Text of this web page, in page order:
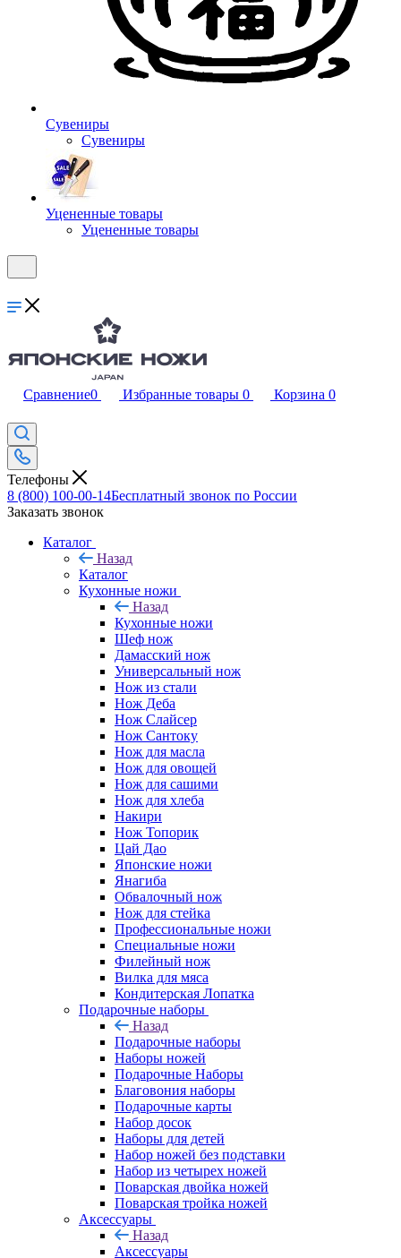
Сувениры
Сувениры
Уцененные товары
Уцененные товары
Сравнение0 Избранные товары 0 Корзина 0
Телефоны
8 (800) 100-00-14Бесплатный звонок по России
Заказать звонок
Каталог
Назад
Каталог
Кухонные ножи
Назад
Кухонные ножи
Шеф нож
Дамасский нож
Универсальный нож
Нож из стали
Нож Деба
Нож Слайсер
Нож Сантоку
Нож для масла
Нож для овощей
Нож для сашими
Нож для хлеба
Накири
Нож Топорик
Цай Дао
Японские ножи
Янагиба
Обвалочный нож
Нож для стейка
Профессиональные ножи
Специальные ножи
Филейный нож
Вилка для мяса
Кондитерская Лопатка
Подарочные наборы
Назад
Подарочные наборы
Наборы ножей
Подарочные Наборы
Благовония наборы
Подарочные карты
Набор досок
Наборы для детей
Набор ножей без подставки
Набор из четырех ножей
Поварская двойка ножей
Поварская тройка ножей
Аксессуары
Назад
Аксессуары